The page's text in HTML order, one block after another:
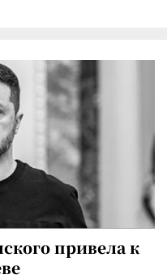
привела к